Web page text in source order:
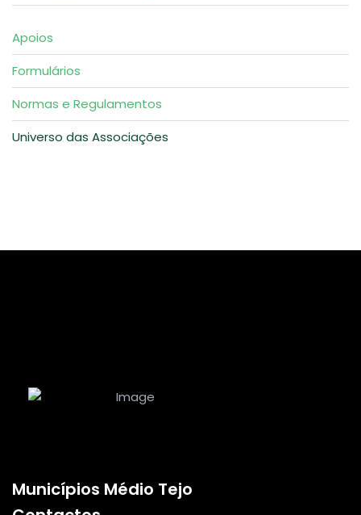
Apoios
Formulários
Normas e Regulamentos
Universo das Associações
Municípios Médio Tejo